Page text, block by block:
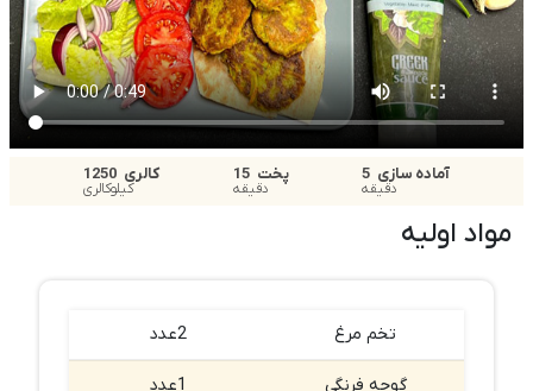
آماده سازی 5
دقیقه
پخت 15
دقیقه
کالری 1250
کیلوکالری
مواد اولیه
تخم مرغ 2عدد
گوجه فرنگی 1عدد